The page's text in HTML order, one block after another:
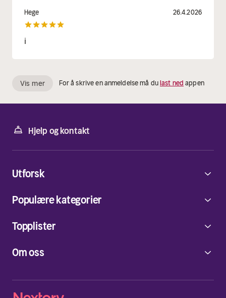
Hege 26.4.2026
i
Vis mer For å skrive en anmeldelse må dulast ned appen
Hjelp og kontakt
Om oss
Utforsk
Populære kategorier
Topplister